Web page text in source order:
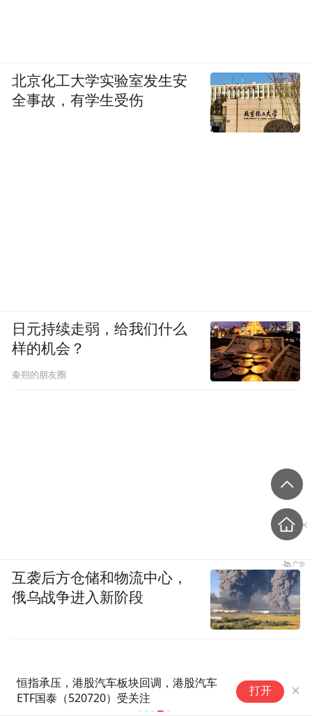
恒指承压，港股汽车板块回调，港股汽车
ETF国泰（520720）受关注
打开
北京化工大学实验室发生安
全事故，有学生受伤
日元持续走弱，给我们什么
样的机会？
秦朔的朋友圈
互袭后方仓储和物流中心，
俄乌战争进入新阶段